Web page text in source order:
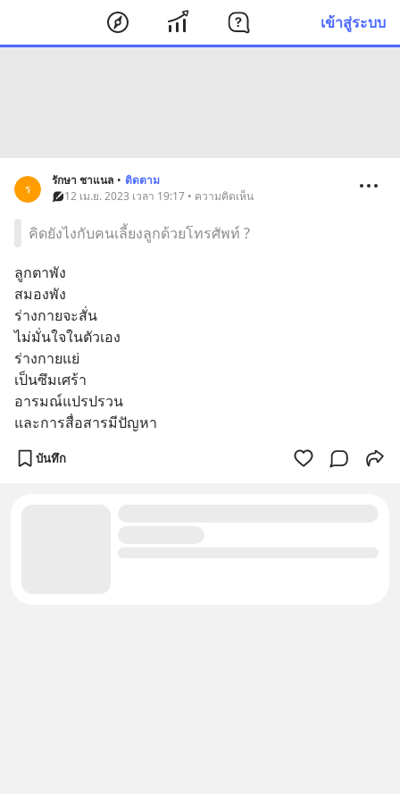
เข้าสู่ระบบ
ร
รักษา ชาแนล • ติดตาม
12 เม.ย. 2023 เวลา 19:17 • ความคิดเห็น
คิดยังไงกับคนเลี้ยงลูกด้วยโทรศัพท์ ?
ลูกตาพัง
สมองพัง
ร่างกายจะสั่น
ไม่มั่นใจในตัวเอง
ร่างกายแย่
เป็นซึมเศร้า
อารมณ์แปรปรวน
และการสื่อสารมีปัญหา
บันทึก